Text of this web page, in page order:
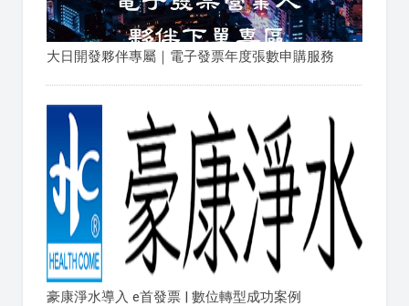
大日開發夥伴專屬｜電子發票年度張數申購服務
豪康淨水導入 e首發票 | 數位轉型成功案例